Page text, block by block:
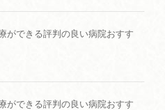
ができる評判の良い病院おすす
ができる評判の良い病院おすす